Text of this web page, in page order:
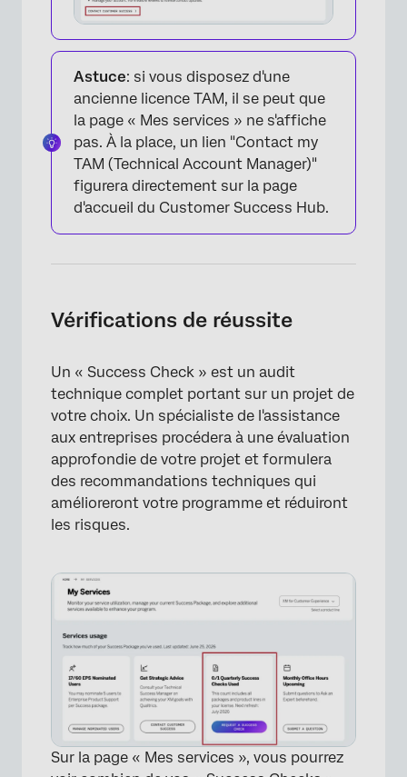
×
×
Astuce: si vous disposez d'une
ancienne licence TAM, il se peut que
la page « Mes services » ne s'affiche
pas. À la place, un lien "Contact my
TAM (Technical Account Manager)"
figurera directement sur la page
d'accueil du Customer Success Hub.
Vérifications de réussite
Un « Success Check » est un audit
technique complet portant sur un projet de
votre choix. Un spécialiste de l'assistance
aux entreprises procédera à une évaluation
approfondie de votre projet et formulera
des recommandations techniques qui
amélioreront votre programme et réduiront
les risques.
Sur la page « Mes services », vous pourrez